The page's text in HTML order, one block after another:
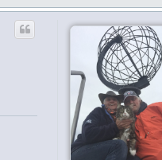
a
t
d
a
t
e
n
v
o
n
b
f
b